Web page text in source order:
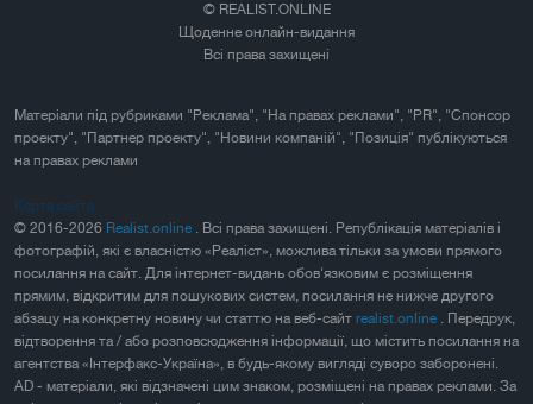
© REALIST.ONLINE
Щоденне онлайн-видання
Всі права захищені
Матеріали під рубриками "Реклама", "На правах реклами", "PR", "Спонсор
проекту", "Партнер проекту", "Новини компаній", "Позиція" публікуються
на правах реклами
Карта сайта
© 2016-2026 Realist.online . Всі права захищені. Републікація матеріалів і
фотографій, які є власністю «Реаліст», можлива тільки за умови прямого
посилання на сайт. Для інтернет-видань обов'язковим є розміщення
прямим, відкритим для пошукових систем, посилання не нижче другого
абзацу на конкретну новину чи статтю на веб-сайт realist.online . Передрук,
відтворення та / або розповсюдження інформації, що містить посилання на
агентства «Інтерфакс-Україна», в будь-якому вигляді суворо заборонені.
AD - матеріали, які відзначені цим знаком, розміщені на правах реклами. За